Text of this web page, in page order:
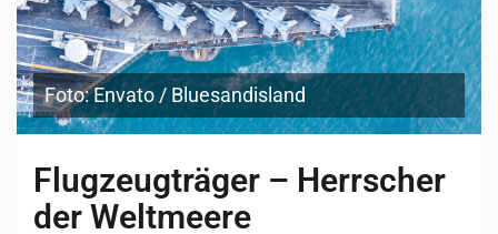
Foto: Envato / Bluesandisland
Flugzeugträger – Herrscher
der Weltmeere